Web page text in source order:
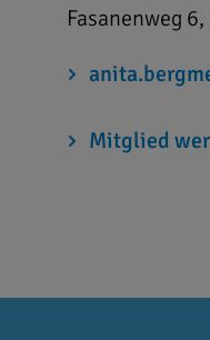
Fasanenweg
Mitglied